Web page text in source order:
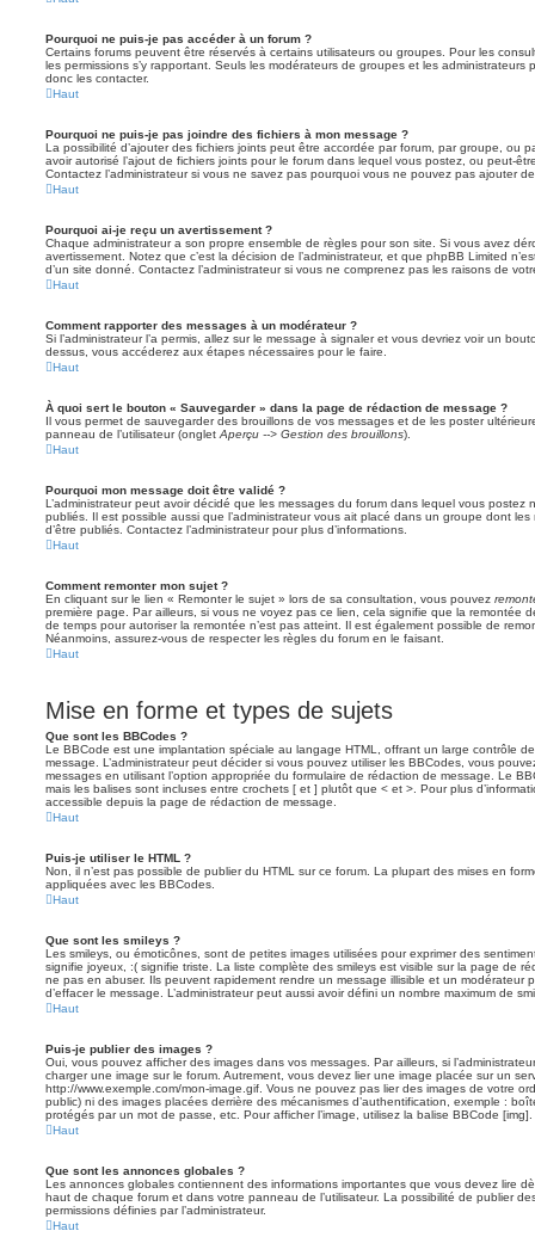
Pourquoi ne puis-je pas accéder à un forum ?
Certains forums peuvent être réservés à certains utilisateurs ou groupes. Pour les
les permissions s’y rapportant. Seuls les modérateurs de groupes et les
donc les contacter.
Haut
Pourquoi ne puis-je pas joindre des fichiers à mon message ?
La possibilité d’ajouter des fichiers joints peut être accordée par forum, par groupe, ou
avoir autorisé l’ajout de fichiers joints pour le forum dans lequel vous postez, ou peut-
Contactez l’administrateur si vous ne savez pas pourquoi vous ne pouvez pas ajouter
Haut
Pourquoi ai-je reçu un avertissement ?
Chaque administrateur a son propre ensemble de règles pour son site. Si vous avez
avertissement. Notez que c’est la décision de l’administrateur, et que phpBB Limited
d’un site donné. Contactez l’administrateur si vous ne comprenez pas les raisons de
Haut
Comment rapporter des messages à un modérateur ?
Si l’administrateur l’a permis, allez sur le message à signaler et vous devriez voir un
dessus, vous accéderez aux étapes nécessaires pour le faire.
Haut
À quoi sert le bouton « Sauvegarder » dans la page de rédaction de message ?
Il vous permet de sauvegarder des brouillons de vos messages et de les poster
panneau de l’utilisateur (onglet Aperçu --> Gestion des brouillons).
Haut
Pourquoi mon message doit être validé ?
L’administrateur peut avoir décidé que les messages du forum dans lequel vous postez
publiés. Il est possible aussi que l’administrateur vous ait placé dans un groupe dont
d’être publiés. Contactez l’administrateur pour plus d’informations.
Haut
Comment remonter mon sujet ?
En cliquant sur le lien « Remonter le sujet » lors de sa consultation, vous pouvez
première page. Par ailleurs, si vous ne voyez pas ce lien, cela signifie que la remontée
de temps pour autoriser la remontée n’est pas atteint. Il est également possible de
Néanmoins, assurez-vous de respecter les règles du forum en le faisant.
Haut
Mise en forme et types de sujets
Que sont les BBCodes ?
Le BBCode est une implantation spéciale au langage HTML, offrant un large contrôle
message. L’administrateur peut décider si vous pouvez utiliser les BBCodes, vous
messages en utilisant l’option appropriée du formulaire de rédaction de message. Le
mais les balises sont incluses entre crochets [ et ] plutôt que < et >. Pour plus
accessible depuis la page de rédaction de message.
Haut
Puis-je utiliser le HTML ?
Non, il n’est pas possible de publier du HTML sur ce forum. La plupart des mises en
appliquées avec les BBCodes.
Haut
Que sont les smileys ?
Les smileys, ou émoticônes, sont de petites images utilisées pour exprimer des
signifie joyeux, :( signifie triste. La liste complète des smileys est visible sur la page de
ne pas en abuser. Ils peuvent rapidement rendre un message illisible et un modérateur
d’effacer le message. L’administrateur peut aussi avoir défini un nombre maximum de
Haut
Puis-je publier des images ?
Oui, vous pouvez afficher des images dans vos messages. Par ailleurs, si
charger une image sur le forum. Autrement, vous devez lier une image placée sur un
http://www.exemple.com/mon-image.gif. Vous ne pouvez pas lier des images de votre
public) ni des images placées derrière des mécanismes d’authentification, exemple :
protégés par un mot de passe, etc. Pour afficher l’image, utilisez la balise BBCode [img].
Haut
Que sont les annonces globales ?
Les annonces globales contiennent des informations importantes que vous devez lire
haut de chaque forum et dans votre panneau de l’utilisateur. La possibilité de publier
permissions définies par l’administrateur.
Haut